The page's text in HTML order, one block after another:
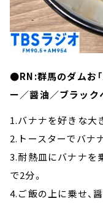
●RN:群馬のダムお
ー／醤油／ブラック
1.バナナを好きな大
2.トースターでバナ
3.耐熱皿にバナナを
で2分。
4.ご飯の上に乗せ、